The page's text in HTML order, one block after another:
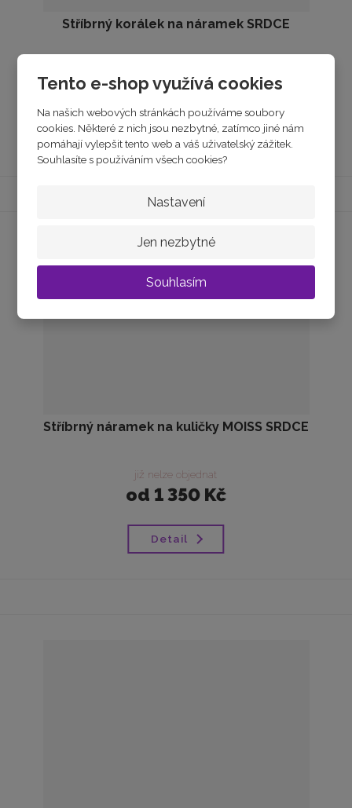
Tento e-shop využívá cookies
Na našich webových stránkách používáme soubory
cookies. Některé z nich jsou nezbytné, zatímco jiné nám
pomáhají vylepšit tento web a váš uživatelský zážitek.
Souhlasíte s používáním všech cookies?
Nastavení
Jen nezbytné
Souhlasím
Stříbrný korálek na náramek SRDCE
790 Kč
Koupit
Stříbrný náramek na kuličky MOISS SRDCE
již nelze objednat
od 1 350 Kč
Detail